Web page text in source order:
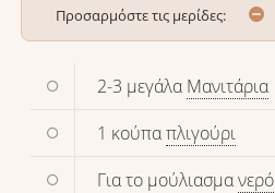
Προσαρμόστε τις μερίδες:
2-3 μεγάλα Μανιτάρια
1 κούπαπλιγούρι
Για το μούλιασμανερό